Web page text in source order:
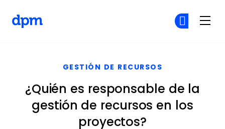
GESTIÓN DE RECURSOS
¿Quién es responsable de la
gestión de recursos en los
proyectos?